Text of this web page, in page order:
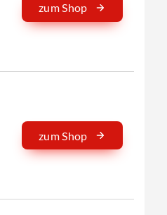
zum Shop
zum Shop